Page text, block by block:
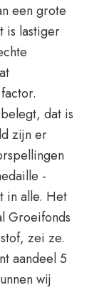
een grote
is lastiger
dat is
zijn er
-
in alle. Het
Groeifonds
zei ze.
aandeel 5
wij